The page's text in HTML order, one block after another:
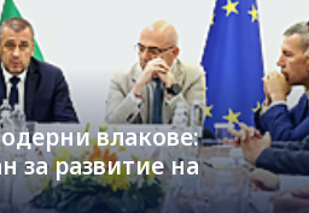
влакове:
за развитие на